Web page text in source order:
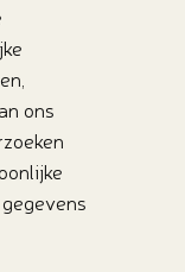
ons